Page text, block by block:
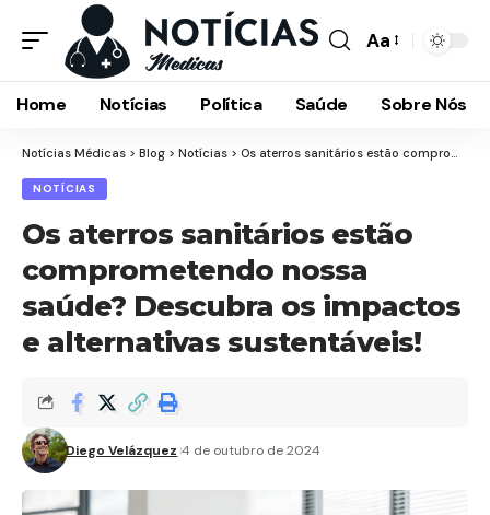
Font
Resizer
Aa
Home Notícias Política Saúde Sobre Nós
Notícias Médicas > Blog > Notícias > Os aterros sanitários estão comprometendo nossa saúde? Descubra os impactos e alternativas sustentáveis!
NOTÍCIAS
Os aterros sanitários estão
comprometendo nossa
saúde? Descubra os impactos
e alternativas sustentáveis!
Diego Velázquez 4 de outubro de 2024